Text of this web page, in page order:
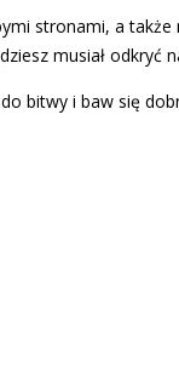
stronami, a
musiał odkryć
bitwy i baw się